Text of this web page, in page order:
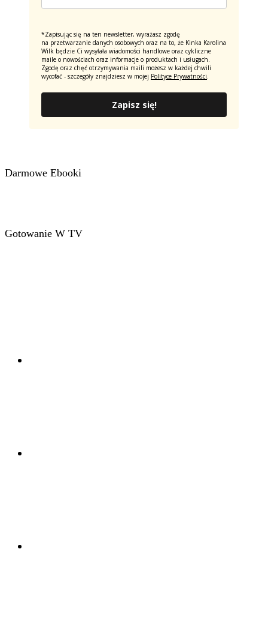
*Zapisując się na ten newsletter, wyrażasz zgodę
na przetwarzanie danych osobowych oraz na to, że Kinka Karolina
Wilk będzie Ci wysyłała wiadomości handlowe oraz cykliczne
maile o nowościach oraz informacje o produktach i usługach.
Zgodę oraz chęć otrzymywania maili możesz w każdej chwili
wycofać - szczegóły znajdziesz w mojej Polityce Prywatności.
Zapisz się!
Darmowe Ebooki
Gotowanie W TV